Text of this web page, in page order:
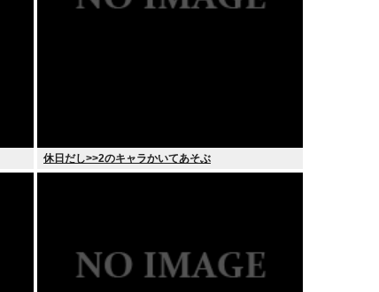
休日だし>>2のキャラかいてあそぶ